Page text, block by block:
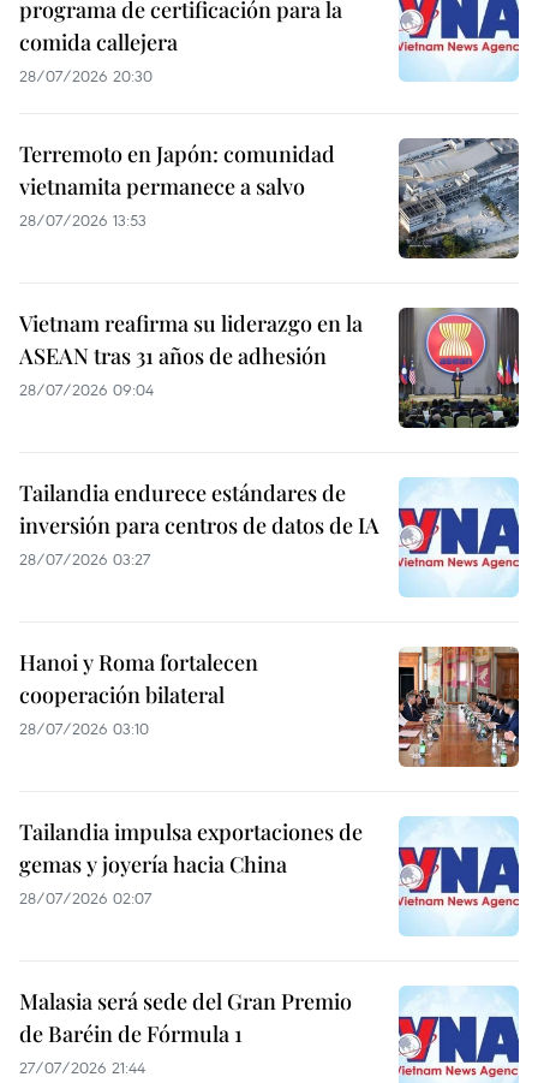
Japón
29/07/2026 13:26
Medios camboyanos destacan visita
de presidenta parlamentaria a
Vietnam
Tailandia lanza una aplicación y un
programa de certificación para la
comida callejera
Terremoto en Japón: comunidad
vietnamita permanece a salvo
28/07/2026 13:53
Vietnam reafirma su liderazgo en la
ASEAN tras 31 años de adhesión
28/07/2026 09:04
Tailandia endurece estándares de
inversión para centros de datos de IA
28/07/2026 03:27
Hanoi y Roma fortalecen
cooperación bilateral
28/07/2026 03:10